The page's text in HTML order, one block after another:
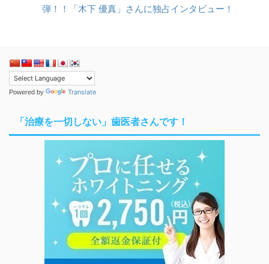
弾！！「木下 優真」さんに独占インタビュー！
Powered by Translate
「治療を一切しない」歯医者さんです！